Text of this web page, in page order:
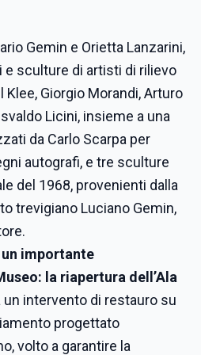
Gemin e Orietta Lanzarini,
e sculture di artisti di rilievo
Klee, Giorgio Morandi, Arturo
Licini, insieme a una
da Carlo Scarpa per
autografi, e tre sculture
del 1968, provenienti dalla
trevigiano Luciano Gemin,
importante
la riapertura dell’Ala
un intervento di restauro su
progettato
volto a garantire la